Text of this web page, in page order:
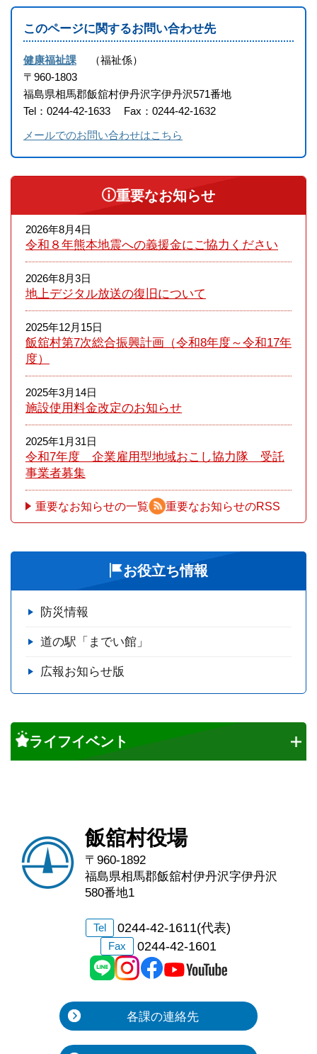
このページに関するお問い合わせ先
健康福祉課
福祉係
〒960-1803
福島県相馬郡飯舘村伊丹沢字伊丹沢571番地
Tel：0244-42-1633
Fax：0244-42-1632
メールでのお問い合わせはこちら
重要なお知らせ
2026年8月4日
令和８年熊本​地震への義援金にご協力ください
2026年8月3日
地上デジタル放送の復旧について
2025年12月15日
飯舘村第7次総合振興計画（令和8年度～令和17年
度）
2025年3月14日
施設使用料金改定のお知らせ
2025年1月31日
令和7年度 企業雇用型地域おこし協力隊 受託
事業者募集
重要なお知らせの一覧 重要なお知らせのRSS
お役立ち情報
防災情報
道の駅「までい館」
広報お知らせ版
ライフイベント
飯舘村役場
〒960-1892
福島県相馬郡飯舘村伊丹沢字伊丹沢
580番地1
Tel 0244-42-1611(代表)
Fax 0244-42-1601
各課の連絡先